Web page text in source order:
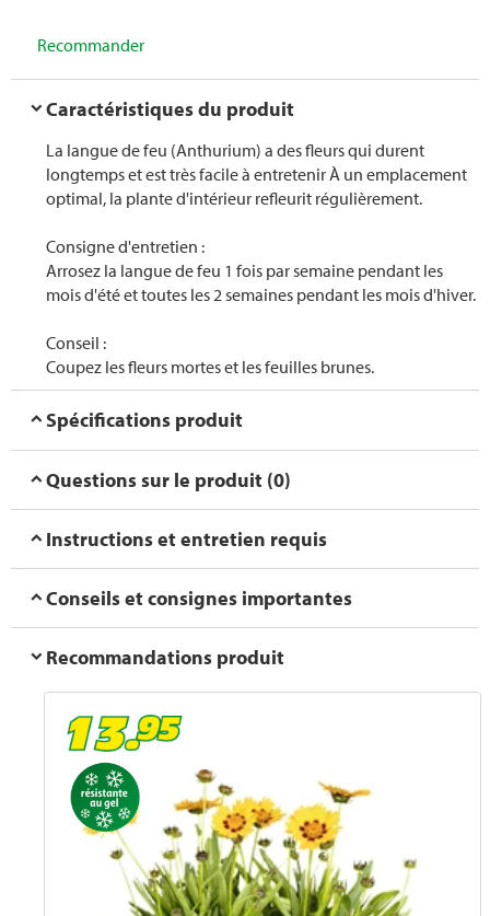
Recommander
Caractéristiques du produit
La langue de feu (Anthurium) a des fleurs qui durent
longtemps et est très facile à entretenir À un emplacement
optimal, la plante d'intérieur refleurit régulièrement.
Consigne d'entretien :
Arrosez la langue de feu 1 fois par semaine pendant les
mois d'été et toutes les 2 semaines pendant les mois d'hiver.
Conseil :
Coupez les fleurs mortes et les feuilles brunes.
Spécifications produit
Questions sur le produit (0)
Instructions et entretien requis
Conseils et consignes importantes
Recommandations produit